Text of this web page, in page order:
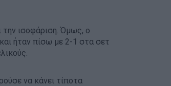
την ισοφάριση. Όμως, ο
ήταν πίσω με 2-1 στα σετ
να κάνει τίποτα